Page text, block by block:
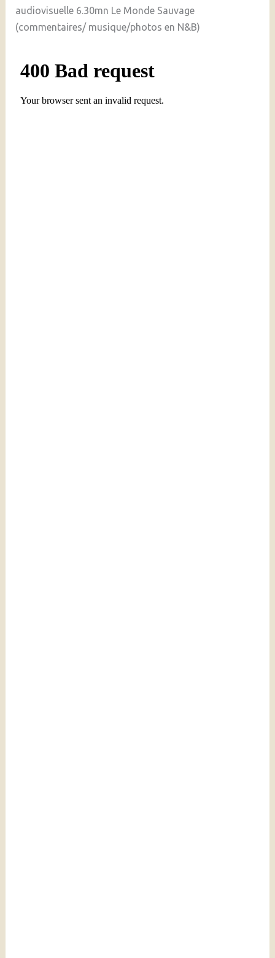
audiovisuelle 6.30mn Le Monde Sauvage
(commentaires/ musique/photos en N&B)